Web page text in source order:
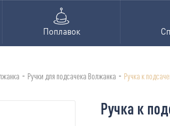
Поплавок
- Ручки для подсачека Волжанка - Ручка к
Ручка к